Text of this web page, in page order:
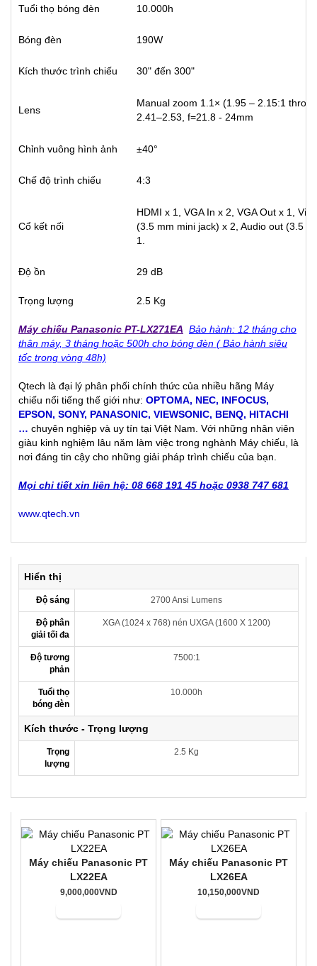
Tuổi thọ bóng đèn 10.000h
Bóng đèn 190W
Kích thước trình chiếu 30" đến 300"
Lens
Manual zoom 1.1× (1.95 – 2.15:1
2.41–2.53, f=21.8 - 24mm
Chỉnh vuông hình ảnh ±40°
Chế độ trình chiếu 4:3
Cổ kết nối
HDMI x 1, VGA In x 2, VGA Out x 1,
(3.5 mm mini jack) x 2, Audio out (3.5
1.
Độ ồn 29 dB
Trọng lượng 2.5 Kg
Máy chiếu Panasonic PT-LX271EA Bảo hành: 12 tháng cho
thân máy, 3 tháng hoặc 500h cho bóng đèn ( Bảo hành siêu
tốc trong vòng 48h)
Qtech là đại lý phân phối chính thức của nhiều hãng Máy
chiếu nổi tiếng thế giới như: OPTOMA, NEC, INFOCUS,
EPSON, SONY, PANASONIC, VIEWSONIC, BENQ, HITACHI
… chuyên nghiệp và uy tín tại Việt Nam. Với những nhân viên
giàu kinh nghiệm lâu năm làm việc trong nghành Máy chiếu, là
nơi đáng tin cậy cho những giải pháp trình chiếu của bạn.
Mọi chi tiết xin liên hệ: 08 668 191 45 hoặc 0938 747 681
www.qtech.vn
Hiển thị
Độ sáng 2700 Ansi Lumens
Độ phân
giải tối đa
XGA (1024 x 768) nén UXGA (1600 X 1200)
Độ tương
phản
7500:1
Tuổi thọ
bóng đèn
10.000h
Kích thước - Trọng lượng
Trọng
lượng
2.5 Kg
Máy chiếu Panasonic PT
LX22EA
9,000,000VND
Máy chiếu Panasonic PT
LX26EA
10,150,000VND